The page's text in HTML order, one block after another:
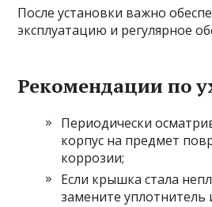
После установки важно
эксплуатацию и регулярное
Рекомендации по
Периодически
корпус на предмет
коррозии;
Если крышка стала
замените уплотнитель